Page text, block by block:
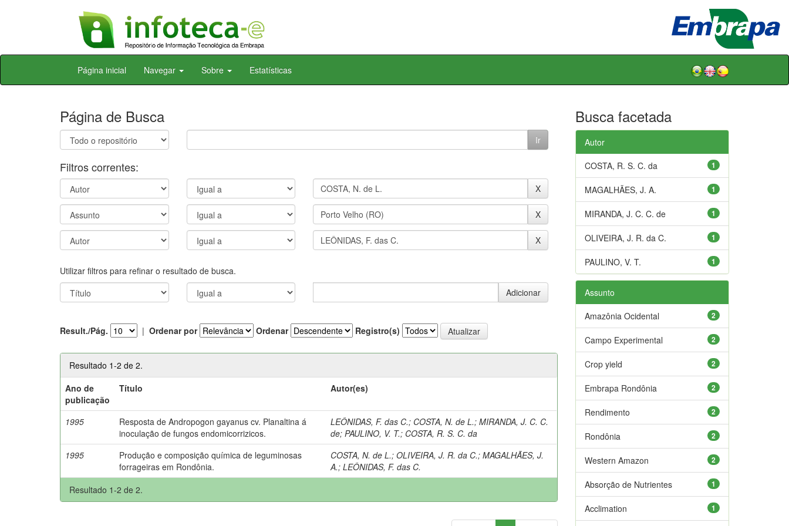
Skip
Página inicial Navegar Sobre Estatísticas
Página de Busca
Filtros correntes:
Utilizar filtros para refinar o resultado de busca.
Result./Pág. | Ordenar por Ordenar Registro(s)
Resultado 1-2 de 2.
Ano de
publicação
Título Autor(es)
1995
Resposta de Andropogon gayanus cv. Planaltina á
inoculação de fungos endomicorrizicos.
LEÔNIDAS, F. das C.; COSTA, N. de L.;MIRANDA, J. C. C.
de;PAULINO, V. T.; COSTA, R. S. C. da
1995
Produção e composição química de leguminosas
forrageiras em Rondônia.
COSTA, N. de L.;OLIVEIRA, J. R. da C.;MAGALHÃES, J.
A.;LEÔNIDAS, F. das C.
Resultado 1-2 de 2.
Busca facetada
Autor
1
COSTA, R. S. C. da
1
MAGALHÃES, J. A.
1
MIRANDA, J. C. C. de
1
OLIVEIRA, J. R. da C.
1
PAULINO, V. T.
Assunto
2
Amazônia Ocidental
2
Campo Experimental
2
Crop yield
2
Embrapa Rondônia
2
Rendimento
2
Rondônia
2
Western Amazon
1
Absorção de Nutrientes
1
Acclimation